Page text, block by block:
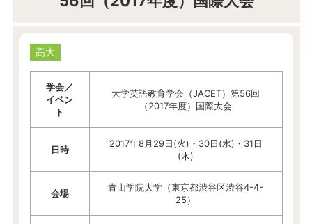
高大
学会／
イベン
ト
大学英語教育学会（JACET）第56回
（2017年度）国際大会
日時
2017年8月29日(火)・30日(水)・31日
(木)
会場
青山学院大学（東京都渋谷区渋谷4-4-
25）